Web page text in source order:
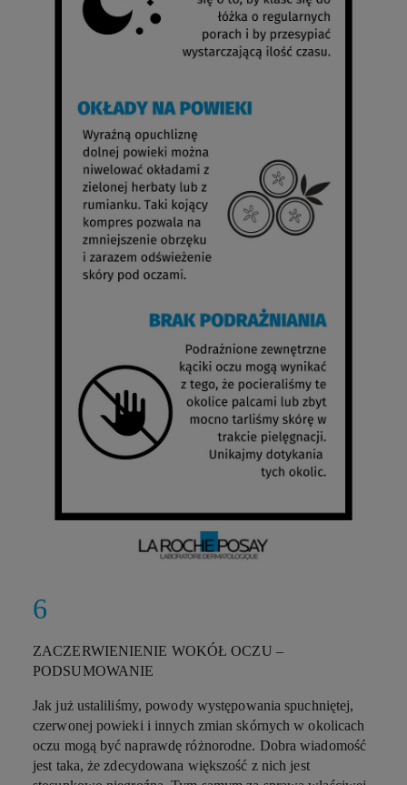
ZACZERWIENIENIE WOKÓŁ OCZU –
PODSUMOWANIE
Jak już ustaliliśmy, powody występowania spuchniętej,
czerwonej powieki i innych zmian skórnych w okolicach
oczu mogą być naprawdę różnorodne. Dobra wiadomość
jest taka, że zdecydowana większość z nich jest